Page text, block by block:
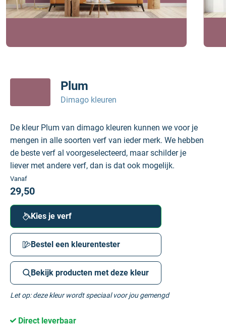
Plum
Dimago kleuren
De kleur Plum van dimago kleuren kunnen we voor je
mengen in alle soorten verf van ieder merk. We hebben
de beste verf al voorgeselecteerd, maar schilder je
liever met andere verf, dan is dat ook mogelijk.
Vanaf
29,50
Kies je verf
Bestel een kleurentester
Bekijk producten met deze kleur
Let op: deze kleur wordt speciaal voor jou gemengd
Direct leverbaar